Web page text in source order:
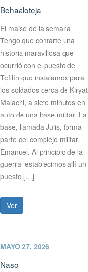
Behaaloteja
El maise de la semana
Tengo que contarte una
historia maravillosa que
ocurrió con el puesto de
Tefilín que instalamos para
los soldados cerca de Kiryat
Malachi, a siete minutos en
auto de una base militar. La
base, llamada Julis, forma
parte del complejo militar
Emanuel. Al principio de la
guerra, establecimos allí un
puesto […]
Ver
MAYO 27, 2026
Naso